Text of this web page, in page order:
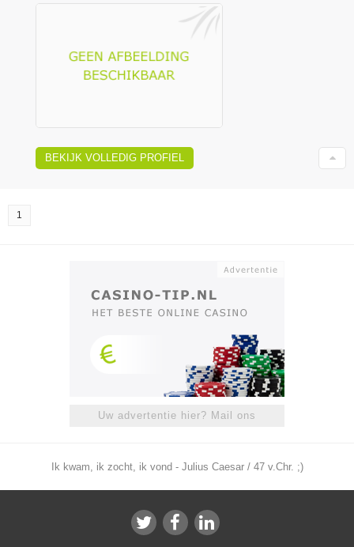
BEKIJK VOLLEDIG PROFIEL
1
Uw advertentie hier? Mail ons
Ik kwam, ik zocht, ik vond - Julius Caesar / 47 v.Chr. ;)